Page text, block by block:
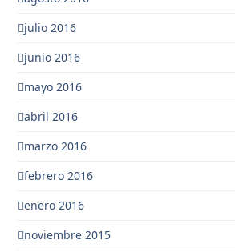
julio 2016
junio 2016
mayo 2016
abril 2016
marzo 2016
febrero 2016
enero 2016
noviembre 2015